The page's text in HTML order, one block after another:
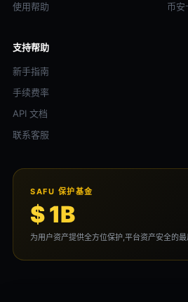
使用帮助
币安
支持帮助
新手指南
手续费率
API 文档
联系客服
SAFU 保护基金
$ 1B
为用户资产提供全方位保护,平台资产安全的